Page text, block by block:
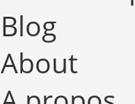
Blog
About